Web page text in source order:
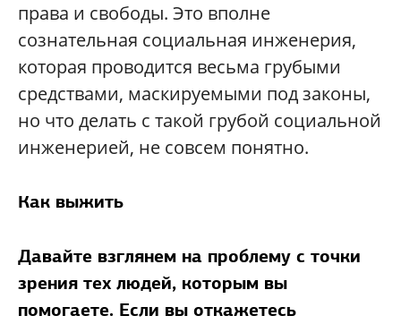
права и свободы. Это вполне
сознательная социальная инженерия,
которая проводится весьма грубыми
средствами, маскируемыми под законы,
но что делать с такой грубой социальной
инженерией, не совсем понятно.
Как выжить
Давайте взглянем на проблему с точки
зрения тех людей, которым вы
помогаете. Если вы откажетесь